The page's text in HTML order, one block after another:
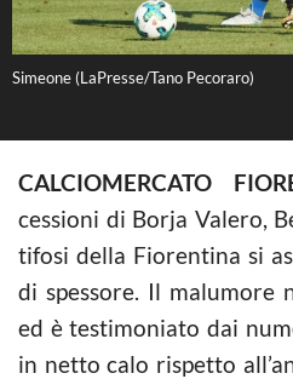
Simeone (LaPresse/Tano Pecoraro)
CALCIOMERCATO
cessioni di Borja Valero,
tifosi della Fiorentina si
di spessore. Il malumore
ed è testimoniato dai
in netto calo rispetto